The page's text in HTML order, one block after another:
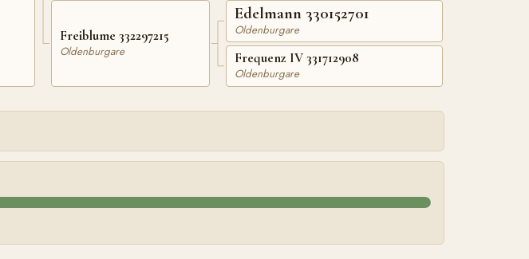
Freiblume 332297215
Oldenburgare
Edelmann 330152701
Oldenburgare
Frequenz IV 331712908
Oldenburgare